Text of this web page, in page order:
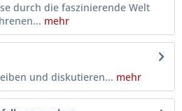
durch die faszinierende Welt
mehr
und diskutieren... mehr